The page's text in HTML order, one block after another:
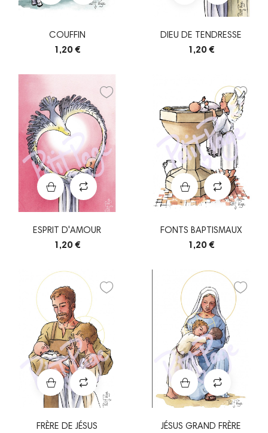
COUFFIN
1,20 €
DIEU DE TENDRESSE
1,20 €
ESPRIT D'AMOUR
1,20 €
FONTS BAPTISMAUX
1,20 €
FRÈRE DE JÉSUS JÉSUS GRAND FRÈRE